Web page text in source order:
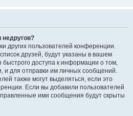
недругов?
других пользователей конференции.
друзей, будут указаны в вашем
доступа к информации о том,
и для отправки им личных сообщений.
также могут выделяться, если это
Если вы добавили пользователей
ими сообщения будут скрыты